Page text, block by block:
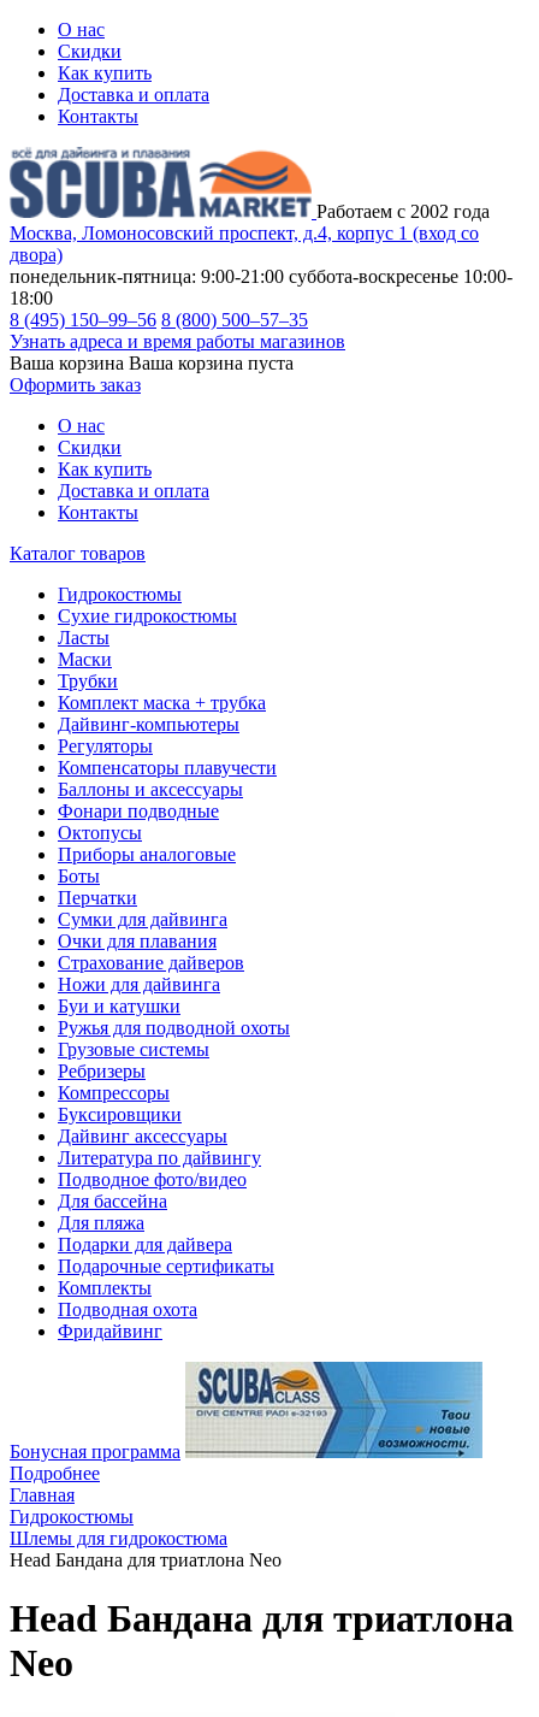
О нас
Скидки
Как купить
Доставка и оплата
Контакты
Работаем с 2002 года
Москва, Ломоносовский проспект, д.4, корпус 1 (вход со
двора)
понедельник-пятница: 9:00-21:00 суббота-воскресенье 10:00-
18:00
8 (495) 150–99–56 8 (800) 500–57–35
Узнать адреса и время работы магазинов
Ваша корзина Ваша корзина пуста
Оформить заказ
О нас
Скидки
Как купить
Доставка и оплата
Контакты
Каталог товаров
Гидрокостюмы
Сухие гидрокостюмы
Ласты
Маски
Трубки
Комплект маска + трубка
Дайвинг-компьютеры
Регуляторы
Компенсаторы плавучести
Баллоны и аксессуары
Фонари подводные
Октопусы
Приборы аналоговые
Боты
Перчатки
Сумки для дайвинга
Очки для плавания
Страхование дайверов
Ножи для дайвинга
Буи и катушки
Ружья для подводной охоты
Грузовые системы
Ребризеры
Компрессоры
Буксировщики
Дайвинг аксессуары
Литература по дайвингу
Подводное фото/видео
Для бассейна
Для пляжа
Подарки для дайвера
Подарочные сертификаты
Комплекты
Подводная охота
Фридайвинг
Бонусная программа
Подробнее
Главная
Гидрокостюмы
Шлемы для гидрокостюма
Head Бандана для триатлона Neo
Head Бандана для триатлона
Neo